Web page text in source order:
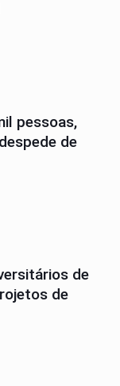
pessoas,
de
de
de